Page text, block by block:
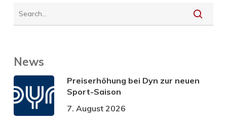
News
Preiserhöhung bei Dyn zur neuen
Sport-Saison
7. August 2026